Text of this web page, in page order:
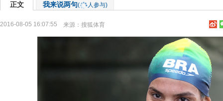
正文 我来说两句( 人参与)
2016-08-05 16:07:55 来源： 搜狐体育